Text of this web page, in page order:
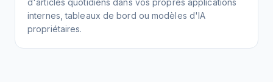
d'articles quotidiens dans vos propres applications
internes, tableaux de bord ou modèles d'IA
propriétaires.